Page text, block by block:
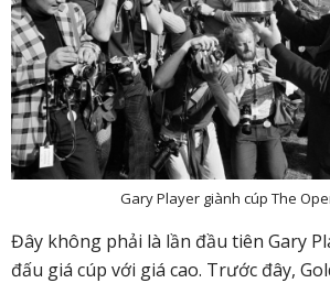
Gary Player giành cúp The
Đây không phải là lần đầu tiên Gary
đấu giá cúp với giá cao. Trước đây,